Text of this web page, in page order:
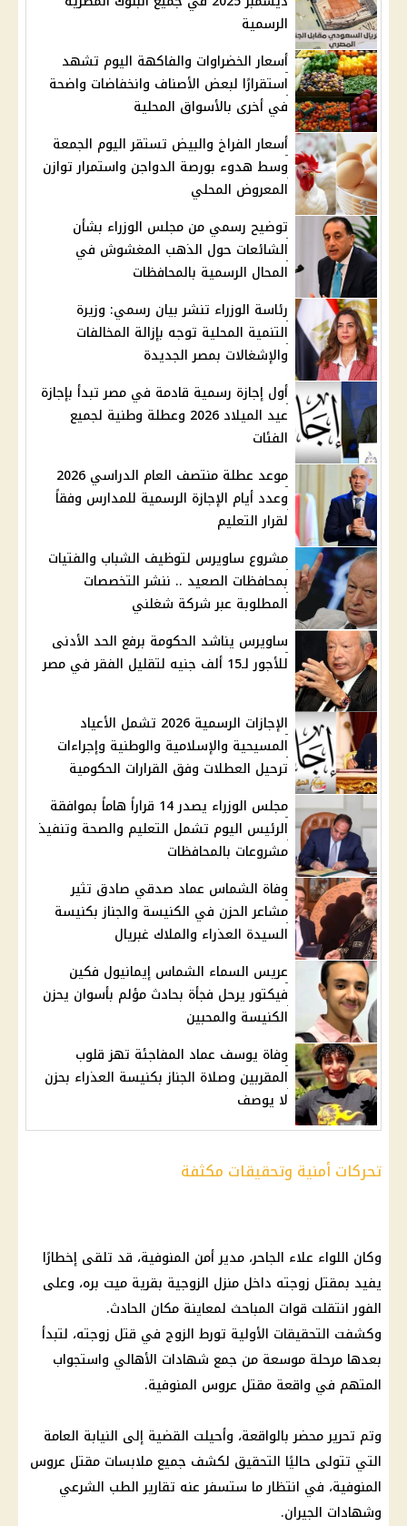
الرسمية
أسعار الخضراوات والفاكهة اليوم تشهد
استقرارًا لبعض الأصناف وانخفاضات واضحة
في أخرى بالأسواق المحلية
أسعار الفراخ والبيض تستقر اليوم الجمعة
وسط هدوء بورصة الدواجن واستمرار توازن
المعروض المحلي
توضيح رسمي من مجلس الوزراء بشأن
الشائعات حول الذهب المغشوش في
المحال الرسمية بالمحافظات
رئاسة الوزراء تنشر بيان رسمي: وزيرة
التنمية المحلية توجه بإزالة المخالفات
والإشغالات بمصر الجديدة
أول إجازة رسمية قادمة في مصر تبدأ بإجازة
عيد الميلاد 2026 وعطلة وطنية لجميع
الفئات
موعد عطلة منتصف العام الدراسي 2026
وعدد أيام الإجازة الرسمية للمدارس وفقاً
لقرار التعليم
مشروع ساويرس لتوظيف الشباب والفتيات
بمحافظات الصعيد .. ننشر التخصصات
المطلوبة عبر شركة شغلني
ساويرس يناشد الحكومة برفع الحد الأدنى
للأجور لـ15 ألف جنيه لتقليل الفقر في مصر
الإجازات الرسمية 2026 تشمل الأعياد
المسيحية والإسلامية والوطنية وإجراءات
ترحيل العطلات وفق القرارات الحكومية
مجلس الوزراء يصدر 14 قراراً هاماً بموافقة
الرئيس اليوم تشمل التعليم والصحة وتنفيذ
مشروعات بالمحافظات
وفاة الشماس عماد صدقي صادق تثير
مشاعر الحزن في الكنيسة والجناز بكنيسة
السيدة العذراء والملاك غبريال
عريس السماء الشماس إيمانيول فكين
فيكتور يرحل فجأة بحادث مؤلم بأسوان يحزن
الكنيسة والمحبين
وفاة يوسف عماد المفاجئة تهز قلوب
المقربين وصلاة الجناز بكنيسة العذراء بحزن
لا يوصف
تحركات أمنية وتحقيقات مكثفة
وكان اللواء علاء الجاحر، مدير أمن المنوفية، قد تلقى إخطارًا
يفيد بمقتل زوجته داخل منزل الزوجية بقرية ميت بره، وعلى
الفور انتقلت قوات المباحث لمعاينة مكان الحادث.
وكشفت التحقيقات الأولية تورط الزوج في قتل زوجته، لتبدأ
بعدها مرحلة موسعة من جمع شهادات الأهالي واستجواب
المتهم في واقعة مقتل عروس المنوفية.
وتم تحرير محضر بالواقعة، وأحيلت القضية إلى النيابة العامة
التي تتولى حاليًا التحقيق لكشف جميع ملابسات مقتل عروس
المنوفية، في انتظار ما ستسفر عنه تقارير الطب الشرعي
وشهادات الجيران.